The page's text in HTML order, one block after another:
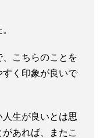
こちらのことを
く印象が良いで
生が良いとは思
あれば、またこ